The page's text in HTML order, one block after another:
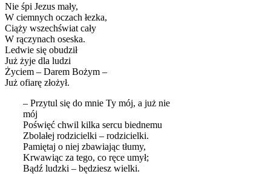
Nie śpi Jezus mały,
W ciemnych oczach łezka,
Ciąży wszechświat cały
W rączynach oseska.
Ledwie się obudził
Już żyje dla ludzi
Życiem – Darem Bożym –
Już ofiarę złożył.
– Przytul się do mnie Ty mój, a już nie
mój
Poświęć chwil kilka sercu biednemu
Zbolałej rodzicielki – rodzicielki.
Pamiętaj o niej zbawiając tłumy,
Krwawiąc za tego, co ręce umył;
Bądź ludzki – będziesz wielki.